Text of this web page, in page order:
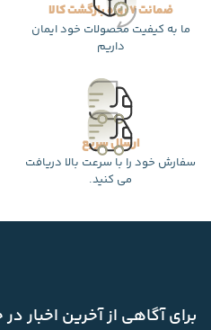
ضمانت 7 روزه بازگشت کالا
ما به کیفیت محصولات خود ایمان
داریم
ارسال سریع
سفارش خود را با سرعت بالا دریافت
می کنید.
برای آگاهی از آخرین اخبار